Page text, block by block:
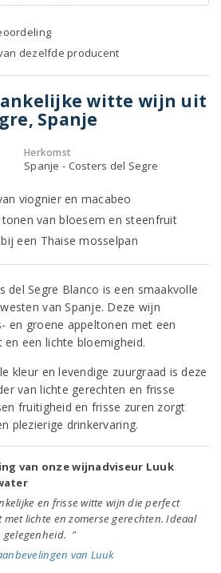
dezelfde producent
witte wijn uit
Spanje
Herkomst
Spanje - Costers del Segre
viognier en macabeo
van bloesem en steenfruit
een Thaise mosselpan
del Segre Blanco is een smaakvolle
van Spanje. Deze wijn
en groene appeltonen met een
een lichte bloemigheid.
kleur en levendige zuurgraad is deze
van lichte gerechten en frisse
fruitigheid en frisse zuren zorgt
plezierige drinkervaring.
van onze wijnadviseur Luuk
en frisse witte wijn die perfect
met lichte en zomerse gerechten. Ideaal
gelegenheid. "
van Luuk